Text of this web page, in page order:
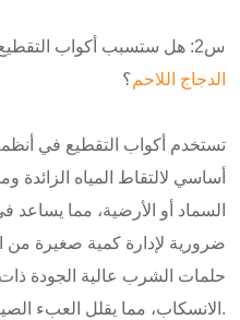
س2: هل ستسبب أكواب التقطيع فضلات رطبة في نظام
الدجاج اللاحم؟
تستخدم أكواب التقطيع في
أساسي لالتقاط المياه
السماد أو الأرضية، مما
ضرورية لإدارة كمية صغيرة من
حلمات الشرب عالية الجودة ذات
الانسكاب، مما يقلل العبء الصيانوي على الأكواب نفسها.